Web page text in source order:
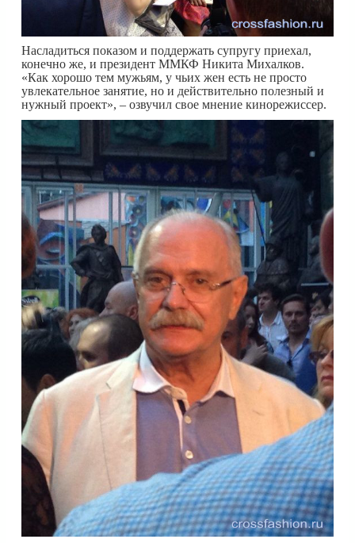
Насладиться показом и поддержать супругу приехал,
конечно же, и президент ММКФ Никита Михалков.
«Как хорошо тем мужьям, у чьих жен есть не просто
увлекательное занятие, но и действительно полезный и
нужный проект», – озвучил свое мнение кинорежиссер.